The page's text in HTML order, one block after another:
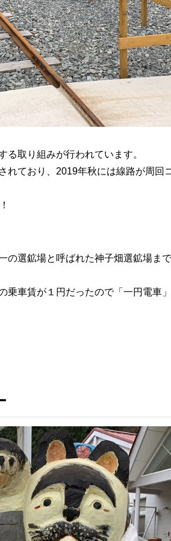
取り組みが行われています。
ており、2019年秋には線路が周回
の選鉱場と呼ばれた神子畑選鉱場ま
車賃が１円だったので「一円電車